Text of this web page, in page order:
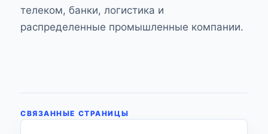
телеком, банки, логистика и
распределенные промышленные компании.
СВЯЗАННЫЕ СТРАНИЦЫ